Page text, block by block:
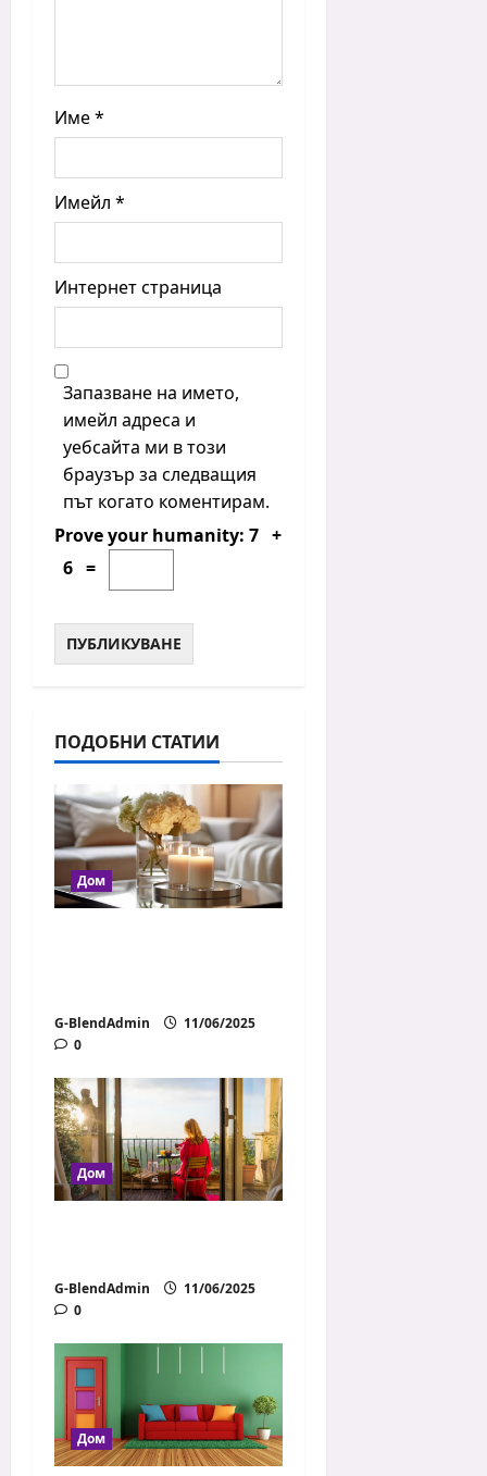
Име*
Имейл *
Интернет страница
Запазване на името,
имейл адреса и
уебсайта ми в този
браузър за следващия
път когато коментирам.
Prove your humanity: 7 +
6 =
ПОДОБНИ СТАТИИ
Дом
G-BlendAdmin
11/06/2025
0
Дом
G-BlendAdmin
11/06/2025
0
Дом